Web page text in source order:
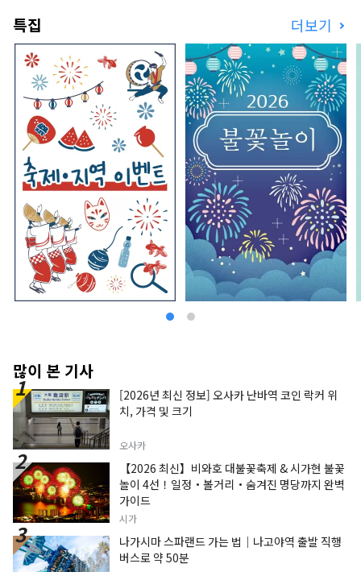
특집 더보기
많이 본 기사
[2026년 최신 정보] 오사카 난바역 코인 락커 위
치, 가격 및 크기
오사카
【2026 최신】비와호 대불꽃축제 & 시가현 불꽃
놀이 4선！일정・볼거리・숨겨진 명당까지 완벽
가이드
시가
나가시마 스파랜드 가는 법｜나고야역 출발 직행
버스로 약 50분